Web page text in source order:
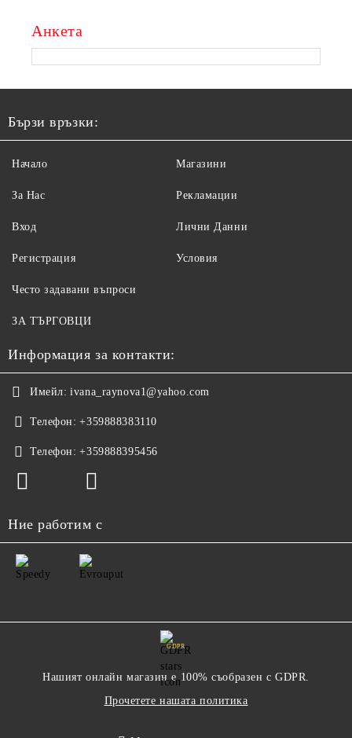
Анкета
Бързи връзки:
Начало
За Нас
Вход
Регистрация
Магазини
Рекламации
Лични Данни
Условия
Често задавани въпроси
ЗА ТЪРГОВЦИ
Информация за контакти:
Имейл: ivana_raynova1@yahoo.com
Телефон: +359888383110
Телефон: +359888395456
Ние работим с
GDPR
Нашият онлайн магазин е 100% съобразен с GDPR.
Прочетете нашата политика